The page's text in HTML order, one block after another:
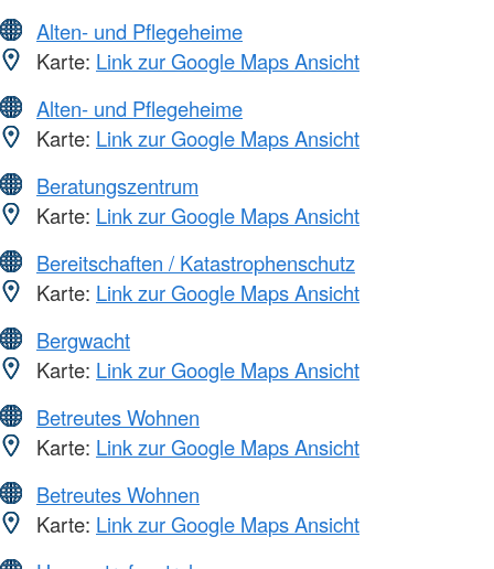
Alten- und Pflegeheime
Karte: Link zur Google Maps Ansicht
Alten- und Pflegeheime
Karte: Link zur Google Maps Ansicht
Beratungszentrum
Karte: Link zur Google Maps Ansicht
Bereitschaften / Katastrophenschutz
Karte: Link zur Google Maps Ansicht
Bergwacht
Karte: Link zur Google Maps Ansicht
Betreutes Wohnen
Karte: Link zur Google Maps Ansicht
Betreutes Wohnen
Karte: Link zur Google Maps Ansicht